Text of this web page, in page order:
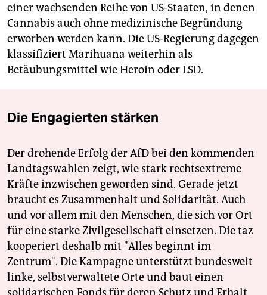
einer wachsenden Reihe von US-Staaten, in denen
Cannabis auch ohne medizinische Begründung
erworben werden kann. Die US-Regierung dagegen
klassifiziert Marihuana weiterhin als
Betäubungsmittel wie Heroin oder LSD.
Die Engagierten stärken
Der drohende Erfolg der AfD bei den kommenden
Landtagswahlen zeigt, wie stark rechtsextreme
Kräfte inzwischen geworden sind. Gerade jetzt
braucht es Zusammenhalt und Solidarität. Auch
und vor allem mit den Menschen, die sich vor Ort
für eine starke Zivilgesellschaft einsetzen. Die taz
kooperiert deshalb mit "Alles beginnt im
Zentrum". Die Kampagne unterstützt bundesweit
linke, selbstverwaltete Orte und baut einen